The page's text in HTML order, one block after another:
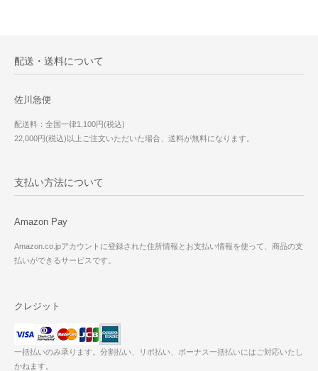
配送・送料について
佐川急便
配送料：全国一律1,100円(税込)
22,000円(税込)以上ご注文いただいた場合、送料が無料になります。
支払い方法について
Amazon Pay
Amazon.co.jpアカウントに登録された住所情報とお支払い情報を使って、商品の支
払いができるサービスです。
クレジット
一括払いのみ承ります。分割払い、リボ払い、ボーナス一括払いにはご対応いたし
かねます。